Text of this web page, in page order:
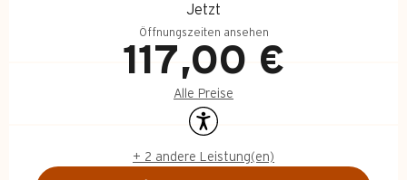
Jetzt
Öffnungszeiten ansehen
117,00 €
Alle Preise
Zugänglichkeit
+ 2 andere Leistung(en)